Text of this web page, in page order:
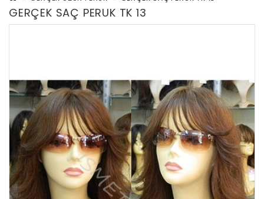
GERÇEK SAÇ PERUK TK 13